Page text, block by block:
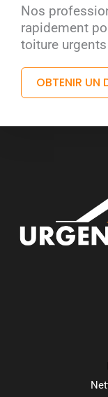
Nos
rapidement
toiture
OBTENIR UN